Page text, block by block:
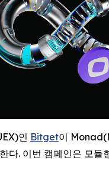
인 Bitget이
. 이번 캠페인은 모